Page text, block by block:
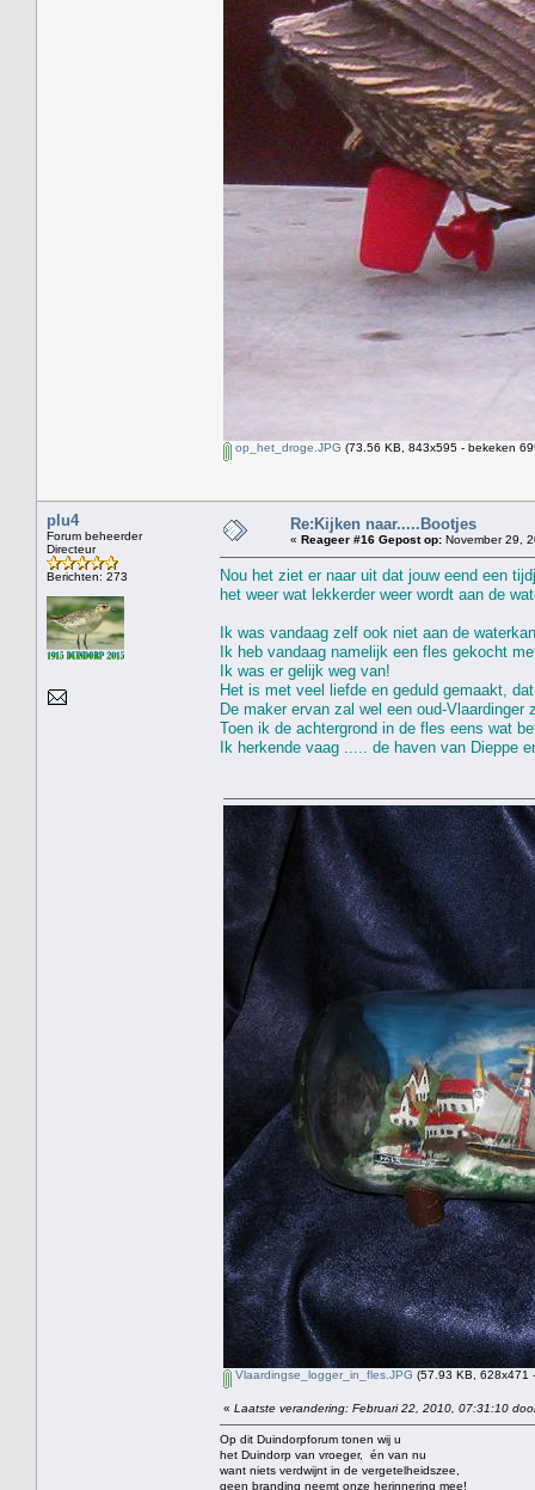
op_het_droge.JPG (73.56 KB, 843x595 - bekeken
plu4
Forum beheerder
Directeur
Berichten: 273
Re:Kijken naar.....Bootjes
« Reageer #16 Gepost op: November 29,
Nou het ziet er naar uit dat jouw eend een
het weer wat lekkerder weer wordt aan de
Ik was vandaag zelf ook niet aan de
Ik heb vandaag namelijk een fles gekocht
Ik was er gelijk weg van!
Het is met veel liefde en geduld gemaakt,
De maker ervan zal wel een oud-
Toen ik de achtergrond in de fles eens wat
Ik herkende vaag ..... de haven van Dieppe
Vlaardingse_logger_in_fles.JPG (57.93 KB, 628x471
« Laatste verandering: Februari 22, 2010, 07:31:10
Op dit Duindorpforum tonen wij u
het Duindorp van vroeger, én van nu
want niets verdwijnt in de vergetelheidszee,
geen branding neemt onze herinnering mee!